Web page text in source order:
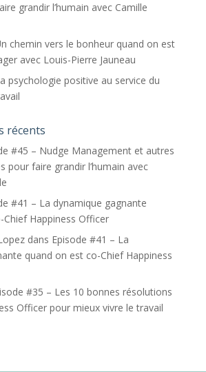
grandir l’humain avec Camille
chemin vers le bonheur quand on est
avec Louis-Pierre Jauneau
psychologie positive au service du
récents
#45 – Nudge Management et autres
pour faire grandir l’humain avec
#41 – La dynamique gagnante
Happiness Officer
dans Episode #41 – La
quand on est co-Chief Happiness
#35 – Les 10 bonnes résolutions
Officer pour mieux vivre le travail